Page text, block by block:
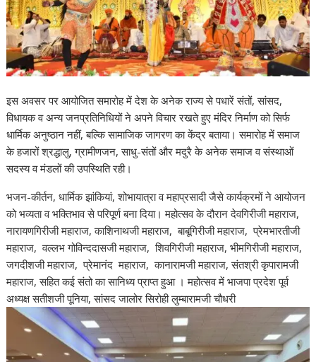
इस अवसर पर आयोजित समारोह में देश के अनेक राज्य से पधारें संतों, सांसद,
विधायक व अन्य जनप्रतिनिधियों ने अपने विचार रखते हुए मंदिर निर्माण को सिर्फ
धार्मिक अनुष्ठान नहीं, बल्कि सामाजिक जागरण का केंद्र बताया। समारोह में समाज
के हजारों श्रद्धालु, ग्रामीणजन, साधु-संतों और मदुरै के अनेक समाज व संस्थाओं
सदस्य व मंडलों की उपस्थिति रही।
भजन-कीर्तन, धार्मिक झांकियां, शोभायात्रा व महाप्रसादी जैसे कार्यक्रमों ने आयोजन
को भव्यता व भक्तिभाव से परिपूर्ण बना दिया। महोत्सव के दौरान देवगिरीजी महाराज,
नारायणगिरीजी महाराज, काशिनाथजी महाराज, बाबूगिरीजी महाराज, प्रेमभारतीजी
महाराज, वल्लभ गोविन्ददासजी महाराज, शिवगिरीजी महाराज, भीमगिरीजी महाराज,
जगदीशजी महाराज, प्रेमानंद महाराज, कानारामजी महाराज, संतश्री कृपारामजी
महाराज, सहित कई संतो का सानिध्य प्राप्त हुआ । महोत्सव में भाजपा प्रदेश पूर्व
अध्यक्ष सतीशजी पूनिया, सांसद जालोर सिरोही लुम्बारामजी चौधरी